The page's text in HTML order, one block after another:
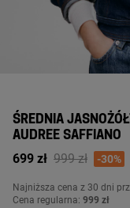
ŚREDNIA
AUDREE SAFFIANO
699 zł Price reduced
999 złto-30%
Najniższa cena z 30 dni
Cena regularna: 999 zł